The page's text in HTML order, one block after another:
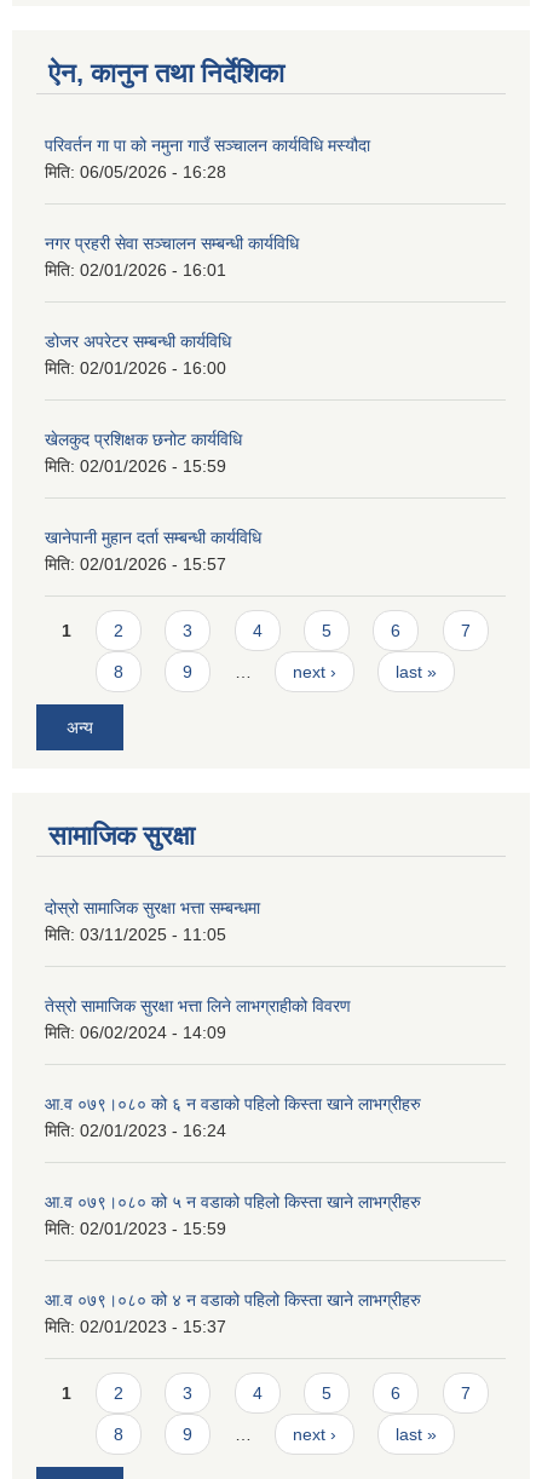
ऐन, कानुन तथा निर्देशिका
परिवर्तन गा पा को नमुना गाउँ सञ्चालन कार्यविधि मस्यौदा
मिति: 06/05/2026 - 16:28
नगर प्रहरी सेवा सञ्चालन सम्बन्धी कार्यविधि
मिति: 02/01/2026 - 16:01
डोजर अपरेटर सम्बन्धी कार्यविधि
मिति: 02/01/2026 - 16:00
खेलकुद प्रशिक्षक छनोट कार्यविधि
मिति: 02/01/2026 - 15:59
खानेपानी मुहान दर्ता सम्बन्धी कार्यविधि
मिति: 02/01/2026 - 15:57
Pages
1 2 3 4 5 6 7
8 9 next › last »
अन्य
सामाजिक सुरक्षा
दोस्रो सामाजिक सुरक्षा भत्ता सम्बन्धमा
मिति: 03/11/2025 - 11:05
तेस्रो सामाजिक सुरक्षा भत्ता लिने लाभग्राहीको विवरण
मिति: 06/02/2024 - 14:09
आ.व ०७९।०८० को ६ न‌‍ वडाको पहिलो किस्ता खाने लाभग्रीहरु
मिति: 02/01/2023 - 16:24
आ.व ०७९।०८० को ५ न‌‍ वडाको पहिलो किस्ता खाने लाभग्रीहरु
मिति: 02/01/2023 - 15:59
आ.व ०७९।०८० को ४ न‌‍ वडाको पहिलो किस्ता खाने लाभग्रीहरु
मिति: 02/01/2023 - 15:37
Pages
1 2 3 4 5 6 7
8 9 next › last »